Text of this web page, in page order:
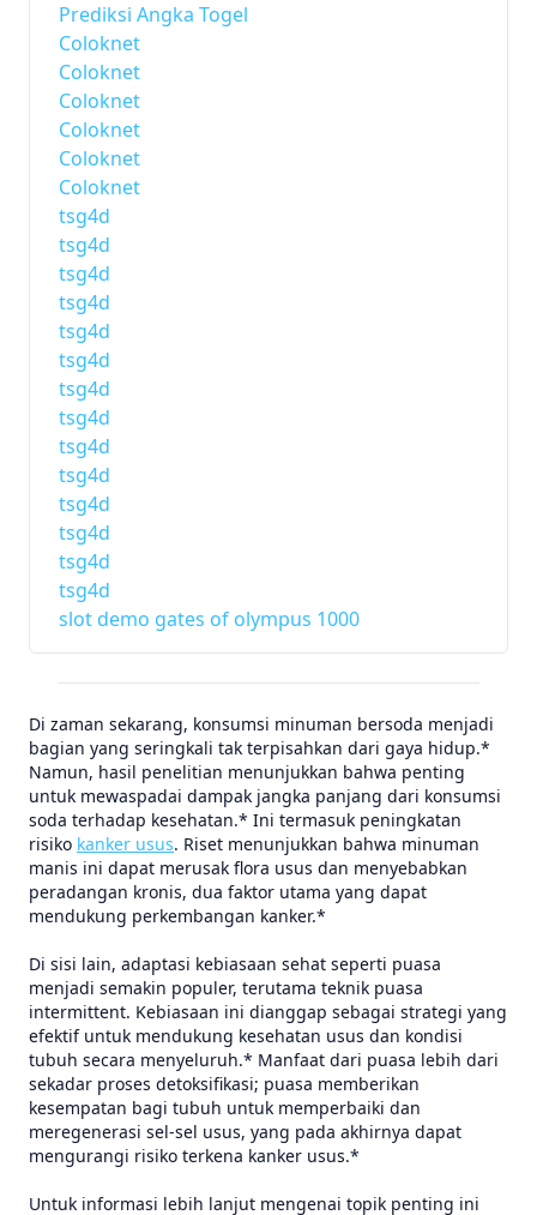
Prediksi Angka Togel
Coloknet
Coloknet
Coloknet
Coloknet
Coloknet
Coloknet
tsg4d
tsg4d
tsg4d
tsg4d
tsg4d
tsg4d
tsg4d
tsg4d
tsg4d
tsg4d
tsg4d
tsg4d
tsg4d
tsg4d
slot demo gates of olympus 1000
Di zaman sekarang, konsumsi minuman bersoda menjadi
bagian yang seringkali tak terpisahkan dari gaya hidup.*
Namun, hasil penelitian menunjukkan bahwa penting
untuk mewaspadai dampak jangka panjang dari konsumsi
soda terhadap kesehatan.* Ini termasuk peningkatan
risiko kanker usus. Riset menunjukkan bahwa minuman
manis ini dapat merusak flora usus dan menyebabkan
peradangan kronis, dua faktor utama yang dapat
mendukung perkembangan kanker.*
Di sisi lain, adaptasi kebiasaan sehat seperti puasa
menjadi semakin populer, terutama teknik puasa
intermittent. Kebiasaan ini dianggap sebagai strategi yang
efektif untuk mendukung kesehatan usus dan kondisi
tubuh secara menyeluruh.* Manfaat dari puasa lebih dari
sekadar proses detoksifikasi; puasa memberikan
kesempatan bagi tubuh untuk memperbaiki dan
meregenerasi sel-sel usus, yang pada akhirnya dapat
mengurangi risiko terkena kanker usus.*
Untuk informasi lebih lanjut mengenai topik penting ini